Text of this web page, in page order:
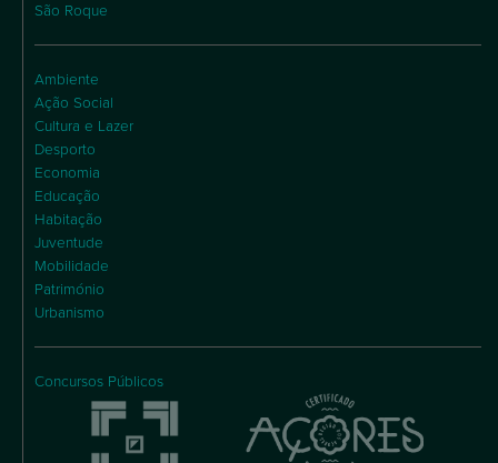
São Roque
Ambiente
Ação Social
Cultura e Lazer
Desporto
Economia
Educação
Habitação
Juventude
Mobilidade
Património
Urbanismo
Concursos Públicos